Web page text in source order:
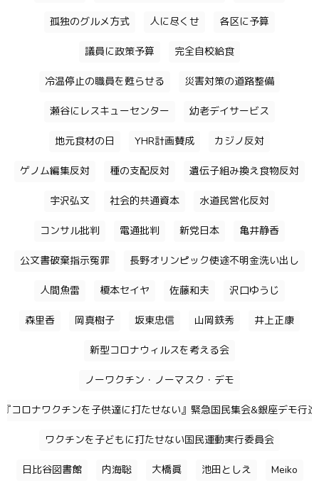
孤独のグルメ方式 人に尽くせ 各区に予算
議員に政策予算 完全自校給食
冷温停止の職員を甦らせる 災害対策の道路整備
瀬谷にレスキューセンター 幼老デイサービス
地元食材の日 YHR計画賛成 カジノ反対
ゲノム編集反対 種の支配反対 遺伝子組み換え食物反対
宇沢弘文 社会的共通資本 水道民営化反対
コンサル批判 電通批判 新党日本 亀井静香
公文書破棄指示冤罪 長野オリンピック使途不明金洗い出し
人間魚雷 榎本セイヤ 佐藤和夫 沢口ゆうじ
森里香 岡真樹子 坂東忠信 山岡鉄秀 井上正康
新型コロナウィルスを考える会
ノーワクチン・ノーマスク・デモ
『コロナワクチンを子供達に打たせない』緊急国民集会&銀座デモ行進
ワクチンを子どもに打たせない国民運動実行委員会
日比谷図書館 内海聡 大橋眞 池田としえ Meiko